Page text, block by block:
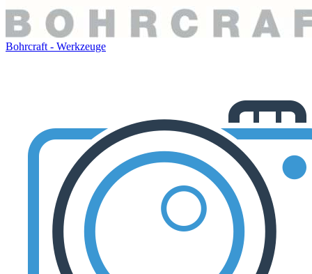
Bohrcraft - Werkzeuge